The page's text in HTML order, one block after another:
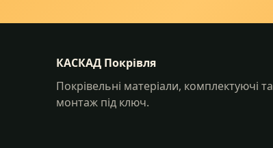
КАСКАД Покрівля
Покрівельні матеріали, комплектуючі та
монтаж під ключ.